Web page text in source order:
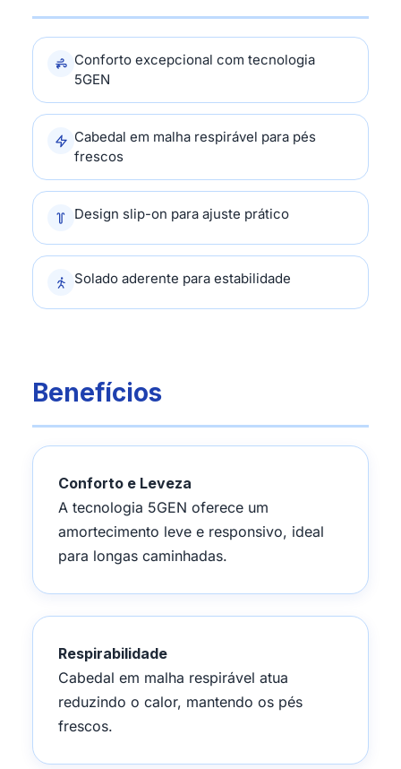
Conforto excepcional com tecnologia
5GEN
Cabedal em malha respirável para pés
frescos
Design slip-on para ajuste prático
Solado aderente para estabilidade
Benefícios
Conforto e Leveza
A tecnologia 5GEN oferece um
amortecimento leve e responsivo, ideal
para longas caminhadas.
Respirabilidade
Cabedal em malha respirável atua
reduzindo o calor, mantendo os pés
frescos.